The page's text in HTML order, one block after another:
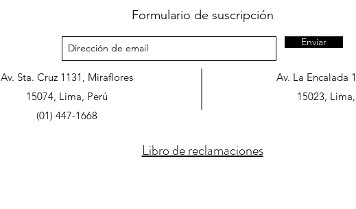
Formulario de suscripción
Enviar
Av. Sta. Cruz 1131, Miraflores
15074, Lima, Perú
Av. La Encalada
15023,
(01) 447-1668
Libro de reclamaciones